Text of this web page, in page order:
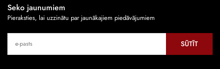
Seko jaunumiem
Pieraksties, lai uzzinātu par jaunākajiem piedāvājumiem
SŪTĪT